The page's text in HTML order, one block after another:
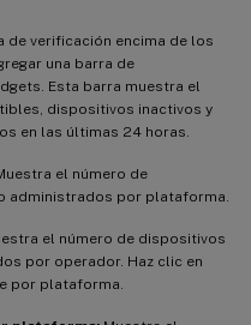
de verificación encima de los
una barra de
Esta barra muestra el
dispositivos inactivos y
en las últimas 24 horas.
el número de
administrados por plataforma.
el número de dispositivos
por operador. Haz clic en
por plataforma.